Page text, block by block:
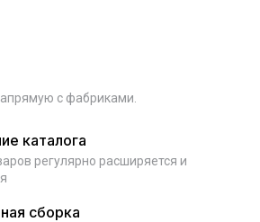
с фабриками.
каталога
регулярно расширяется и
сборка